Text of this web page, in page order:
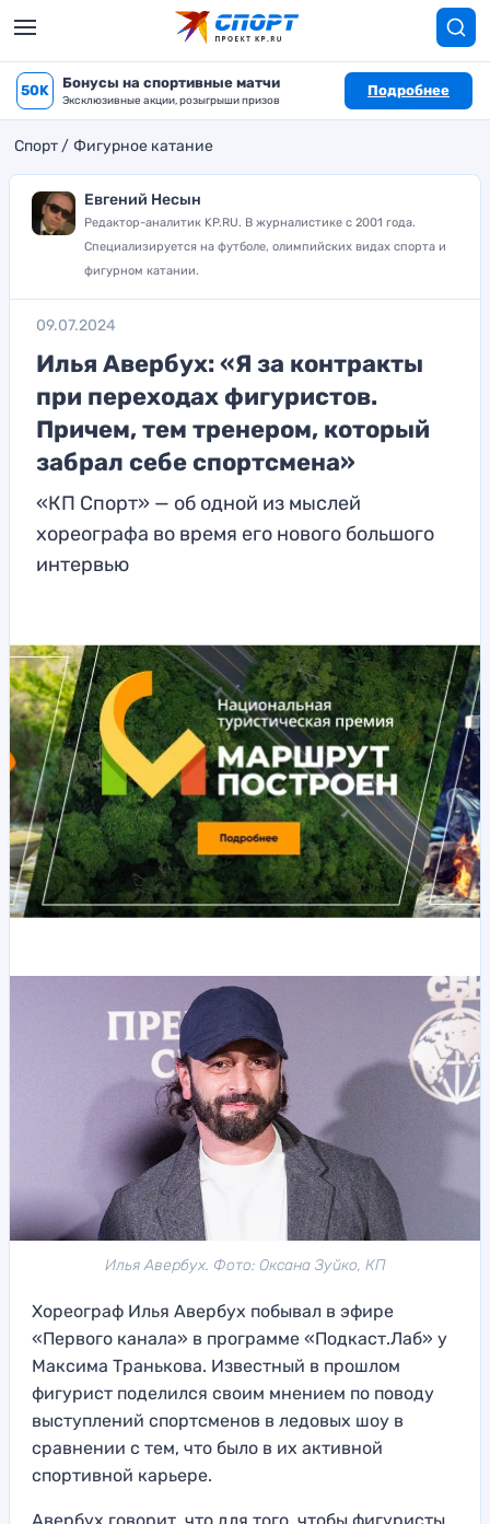
50K Бонусы на спортивные матчи
Эксклюзивные акции, розыгрыши призов
Подробнее
Спорт Фигурное катание
Евгений Несын
Редактор-аналитик KP.RU. В журналистике с 2001 года.
Специализируется на футболе, олимпийских видах спорта и
фигурном катании.
09.07.2024
Илья Авербух: «Я за контракты
при переходах фигуристов.
Причем, тем тренером, который
забрал себе спортсмена»
«КП Спорт» — об одной из мыслей
хореографа во время его нового большого
интервью
Илья Авербух. Фото: Оксана Зуйко, КП
Хореограф Илья Авербух побывал в эфире
«Первого канала» в программе «Подкаст.Лаб» у
Максима Транькова. Известный в прошлом
фигурист поделился своим мнением по поводу
выступлений спортсменов в ледовых шоу в
сравнении с тем, что было в их активной
спортивной карьере.